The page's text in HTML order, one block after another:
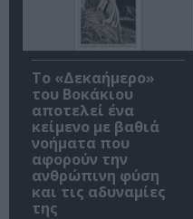
Το «Δεκαήμερο»
του Βοκάκιου
αποτελεί ένα
κείμενο με βαθιά
νοήματα που
αφορούν την
ανθρώπινη φύση
και τις αδυναμίες
της